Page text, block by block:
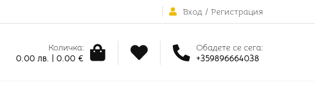
Вход / Регистрация
Количка:
0.00 лв. | 0.00 €
Обадете се сега:
+359896664038